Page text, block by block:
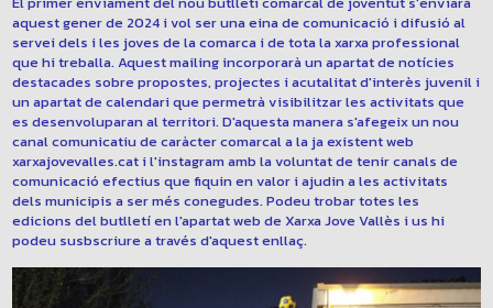
9, gener 2024
El primer enviament del nou butlletí comarcal de joventut s'enviarà
aquest gener de 2024 i vol ser una eina de comunicació i difusió al
servei dels i les joves de la comarca i de tota la xarxa professional
que hi treballa. Aquest mailing incorporarà un apartat de notícies
destacades sobre propostes, projectes i acutalitat d'interès juvenil i
un apartat de calendari que permetrà visibilitzar les activitats que
es desenvoluparan al territori. D'aquesta manera s'afegeix un nou
canal comunicatiu de caràcter comarcal a la ja existent web
xarxajovevalles.cat i l'instagram amb la voluntat de tenir canals de
comunicació efectius que fiquin en valor i ajudin a les activitats
dels municipis a ser més conegudes. Podeu trobar totes les
edicions del butlletí en l'apartat web de Xarxa Jove Vallès i us hi
podeu susbscriure a través d'aquest enllaç.